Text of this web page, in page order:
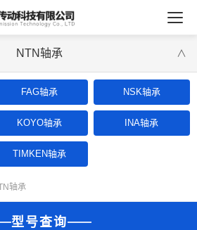
NTN轴承 ∨
FAG轴承 NSK轴承
KOYO轴承 INA轴承
TIMKEN轴承
轴承
型号查询